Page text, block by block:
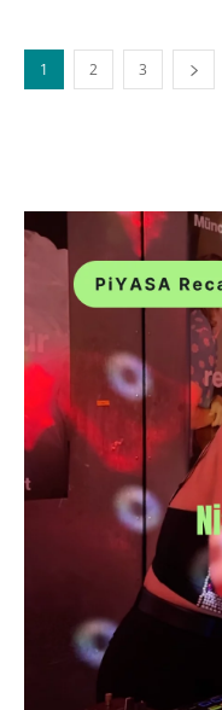
1 2 3